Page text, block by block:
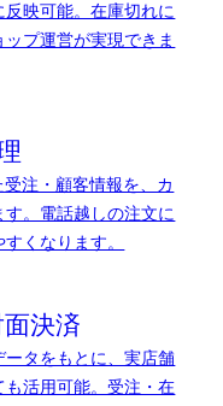
映可能。在庫切れに
プ運営が実現できま
注・顧客情報を、カ
。電話越しの注文に
くなります。
決済
タをもとに、実店舗
活用可能。受注・在